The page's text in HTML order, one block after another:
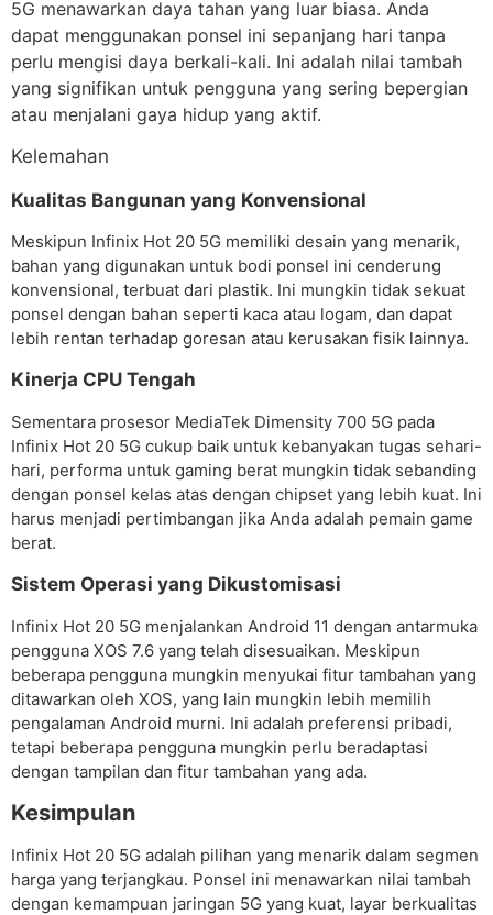
5G menawarkan daya tahan yang luar biasa. Anda
dapat menggunakan ponsel ini sepanjang hari tanpa
perlu mengisi daya berkali-kali. Ini adalah nilai tambah
yang signifikan untuk pengguna yang sering bepergian
atau menjalani gaya hidup yang aktif.
Kelemahan
Kualitas Bangunan yang Konvensional
Meskipun Infinix Hot 20 5G memiliki desain yang menarik,
bahan yang digunakan untuk bodi ponsel ini cenderung
konvensional, terbuat dari plastik. Ini mungkin tidak sekuat
ponsel dengan bahan seperti kaca atau logam, dan dapat
lebih rentan terhadap goresan atau kerusakan fisik lainnya.
Kinerja CPU Tengah
Sementara prosesor MediaTek Dimensity 700 5G pada
Infinix Hot 20 5G cukup baik untuk kebanyakan tugas sehari-
hari, performa untuk gaming berat mungkin tidak sebanding
dengan ponsel kelas atas dengan chipset yang lebih kuat. Ini
harus menjadi pertimbangan jika Anda adalah pemain game
berat.
Sistem Operasi yang Dikustomisasi
Infinix Hot 20 5G menjalankan Android 11 dengan antarmuka
pengguna XOS 7.6 yang telah disesuaikan. Meskipun
beberapa pengguna mungkin menyukai fitur tambahan yang
ditawarkan oleh XOS, yang lain mungkin lebih memilih
pengalaman Android murni. Ini adalah preferensi pribadi,
tetapi beberapa pengguna mungkin perlu beradaptasi
dengan tampilan dan fitur tambahan yang ada.
Kesimpulan
Infinix Hot 20 5G adalah pilihan yang menarik dalam segmen
harga yang terjangkau. Ponsel ini menawarkan nilai tambah
dengan kemampuan jaringan 5G yang kuat, layar berkualitas